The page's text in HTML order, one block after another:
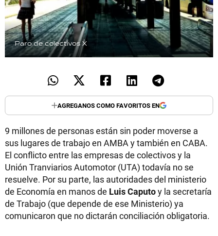
Paro de colectivosX
AGREGANOS COMO FAVORITOS EN
9 millones de personas están sin poder moverse a
sus lugares de trabajo en AMBA y también en CABA.
El conflicto entre las empresas de colectivos y la
Unión Tranviarios Automotor (UTA) todavía no se
resuelve. Por su parte, las autoridades del ministerio
de Economía en manos de Luis Caputoy la secretaría
de Trabajo (que depende de ese Ministerio) ya
comunicaron que no dictarán conciliación obligatoria.